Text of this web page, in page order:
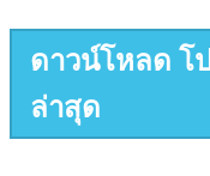
ดาวน์โหลด โ
ล่าสุด